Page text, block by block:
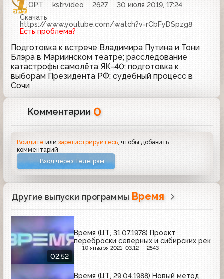
ОРТ kstrvideo 2627
30 июля 2019, 17:24
Скачать
https://www.youtube.com/watch?v=rCbFyDSpzg8
Есть проблема?
Подготовка к встрече Владимира Путина и Тони
Блэра в Мариинском театре; расследование
катастрофы самолёта ЯК-40; подготовка к
выборам Президента РФ; судебный процесс в
Сочи
Комментарии 0
Войдите илизарегистрируйтесь , чтобы добавить
комментарий
Вход через Телеграм
Другие выпуски программы Время
02:52
Время (ЦТ, 31.07.1978) Проект
переброски северных и сибирских рек
10 января 2021, 03:12 2543
Время (ЦТ, 29.04.1988) Новый метод